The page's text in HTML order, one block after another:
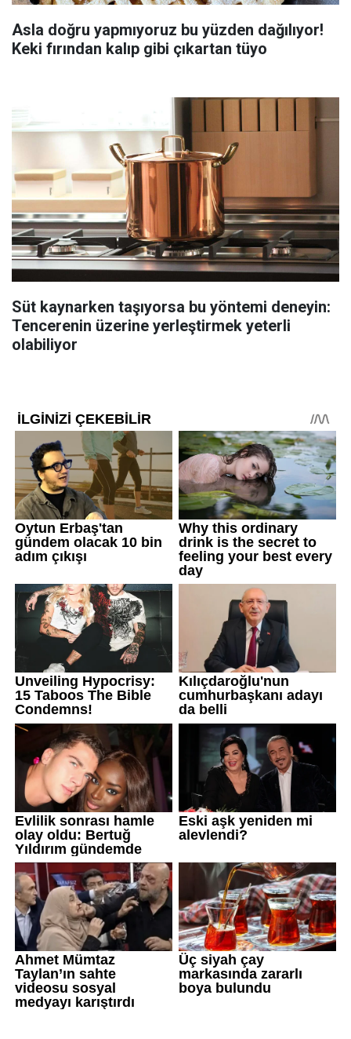
Asla doğru yapmıyoruz bu yüzden dağılıyor!
Keki fırından kalıp gibi çıkartan tüyo
Süt kaynarken taşıyorsa bu yöntemi deneyin:
Tencerenin üzerine yerleştirmek yeterli
olabiliyor